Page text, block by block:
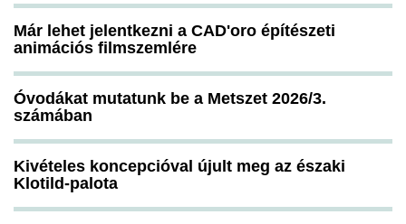
Már lehet jelentkezni a CAD'oro építészeti
animációs filmszemlére
Óvodákat mutatunk be a Metszet 2026/3.
számában
Kivételes koncepcióval újult meg az északi
Klotild-palota